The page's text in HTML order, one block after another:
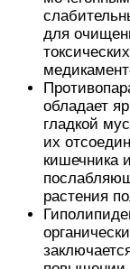
для
обладает
гладкой
их
кишечника
растения